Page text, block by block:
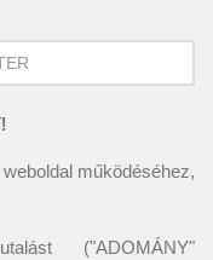
működéséhez,
("ADOMÁNY"